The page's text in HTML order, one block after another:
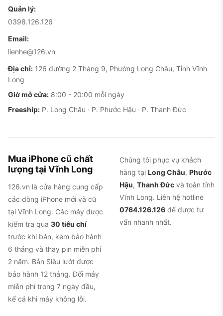
Quản lý:
0398.126.126
Email:
lienhe@126.vn
Địa chỉ: 126 đường 2 Tháng 9, Phường Long Châu, Tỉnh Vĩnh
Long
Giờ mở cửa: 8:00 - 20:00 mỗi ngày
Freeship: P. Long Châu · P. Phước Hậu · P. Thanh Đức
Mua iPhone cũ chất
lượng tại Vĩnh Long
126.vn là cửa hàng cung cấp
các dòng iPhone mới và cũ
tại Vĩnh Long. Các máy được
kiểm tra qua 30 tiêu chí
trước khi bán, kèm bảo hành
6 tháng và thay pin miễn phí
2 năm. Bản Siêu lướt được
bảo hành 12 tháng. Đổi máy
miễn phí trong 7 ngày đầu,
kể cả khi máy không lỗi.
Chúng tôi phục vụ khách
hàng tại Long Châu, Phước
Hậu, Thanh Đức và toàn tỉnh
Vĩnh Long. Liên hệ hotline
0764.126.126 để được tư
vấn nhanh nhất.